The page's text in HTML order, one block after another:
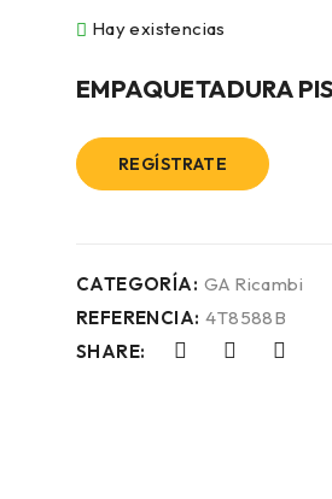
Hay existencias
EMPAQUETADURA
REGÍSTRATE
CATEGORÍA: GA Ricambi
REFERENCIA: 4T8588B
SHARE: